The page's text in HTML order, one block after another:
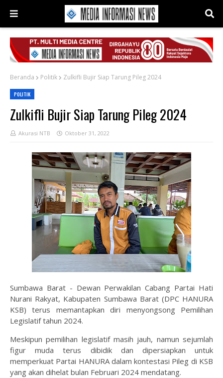
Beranda Politik Zulkifli Bujir Siap Tarung Pileg 2024
POLITIK
Zulkifli Bujir Siap Tarung Pileg 2024
Akurasi NTB Oktober 31, 2022
Sumbawa Barat - Dewan Perwakilan Cabang Partai Hati
Nurani Rakyat, Kabupaten Sumbawa Barat (DPC HANURA
KSB) terus memantapkan diri menyongsong Pemilihan
Legislatif tahun 2024.
Meskipun pemilihan legislatif masih jauh, namun sejumlah
figur muda terus dibidik dan dipersiapkan untuk
memperkuat Partai HANURA dalam kontestasi Pileg di KSB
yang akan dihelat bulan Februari 2024 mendatang.